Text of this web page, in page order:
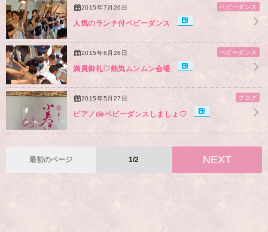
2015年7月26日 ベビーダンス
人気のランチ付ベビーダンス
2015年6月26日 ベビーダンス
満員御礼♡熱気ムンムン会場
2015年5月27日 ブログ
ピアノdeベビーダンスしましょ♡
最初のページ 1/2 NEXT